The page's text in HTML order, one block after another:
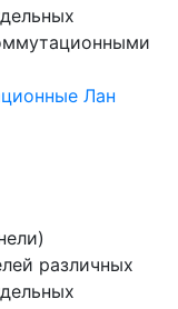
Лан
различных